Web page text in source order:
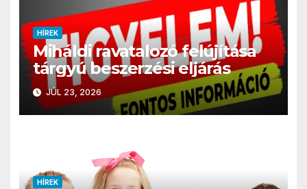
HÍREK
Miháldi ravatalozó felújítása
tárgyú beszerzési eljárás
JÚL 23, 2026
HÍREK